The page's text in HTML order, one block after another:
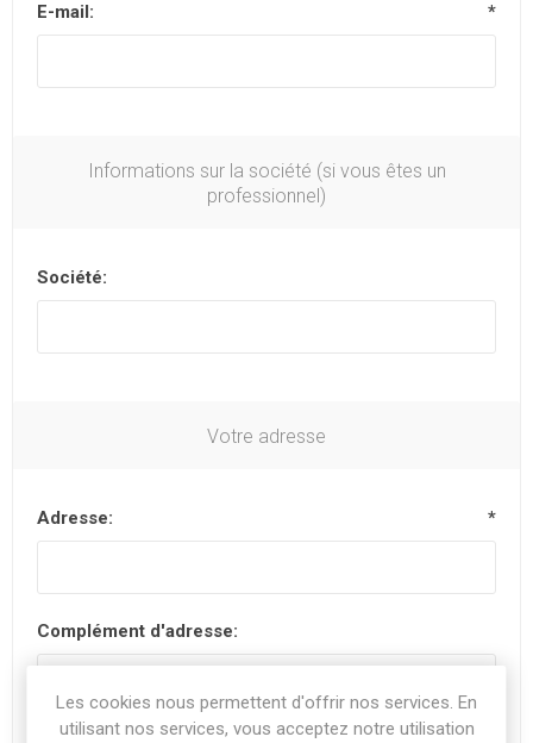
E-mail: *
Informations sur la société (si vous êtes un
professionnel)
Société:
Votre adresse
Adresse: *
Complément d'adresse:
Les cookies nous permettent d'offrir nos services. En
utilisant nos services, vous acceptez notre utilisation